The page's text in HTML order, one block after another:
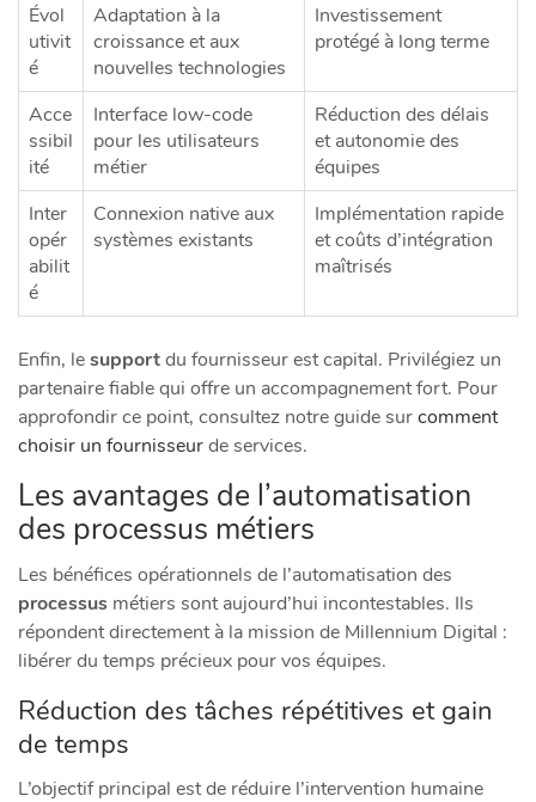
Évol
utivit
é
Adaptation à la
croissance et aux
nouvelles technologies
Investissement
protégé à long terme
Acce
ssibil
ité
Interface low-code
pour les utilisateurs
métier
Réduction des délais
et autonomie des
équipes
Inter
opér
abilit
é
Connexion native aux
systèmes existants
Implémentation rapide
et coûts d’intégration
maîtrisés
Enfin, lesupportdu fournisseur est capital. Privilégiez un
partenaire fiable qui offre un accompagnement fort. Pour
approfondir ce point, consultez notre guide surcomment
choisir un fournisseurde services.
Les avantages de l’automatisation
des processus métiers
Les bénéfices opérationnels de l’automatisation des
processus métiers sont aujourd’hui incontestables. Ils
répondent directement à la mission de Millennium Digital :
libérer du temps précieux pour vos équipes.
Réduction des tâches répétitives et gain
de temps
L’objectif principal est de réduire l’intervention humaine